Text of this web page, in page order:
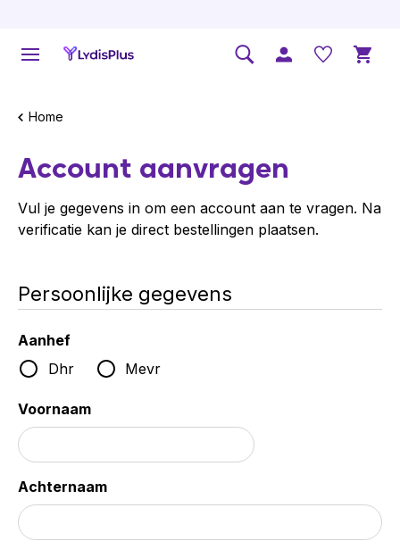
Home
Account aanvragen
Vul je gegevens in om een account aan te vragen. Na
verificatie kan je direct bestellingen plaatsen.
Persoonlijke gegevens
Aanhef
Dhr
Mevr
Voornaam
Achternaam